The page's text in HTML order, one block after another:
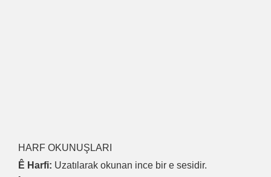
HARF OKUNUŞLARI
Ê Harfi: Uzatılarak okunan ince bir e sesidir.